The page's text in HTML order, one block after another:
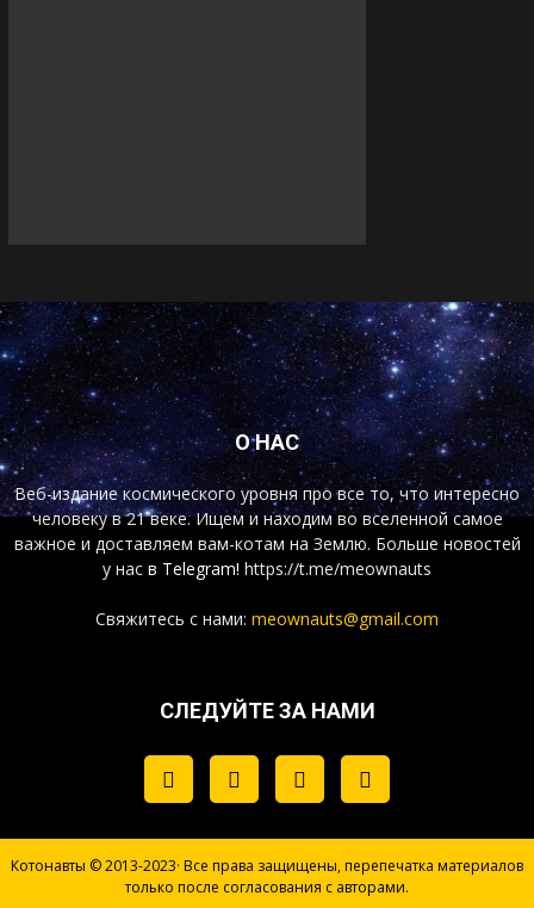
О НАС
Веб-издание космического уровня про все то, что интересно
человеку в 21 веке. Ищем и находим во вселенной самое
важное и доставляем вам-котам на Землю. Больше новостей
у нас в Telegram! https://t.me/meownauts
Свяжитесь с нами: meownauts@gmail.com
СЛЕДУЙТЕ ЗА НАМИ
Котонавты © 2013-2023· Все права защищены, перепечатка материалов
только после согласования с авторами.